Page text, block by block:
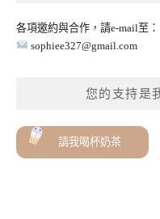
各項邀約與合作，請e-mail至：
sophiee327@gmail.com
您的支持是
請我喝杯奶茶